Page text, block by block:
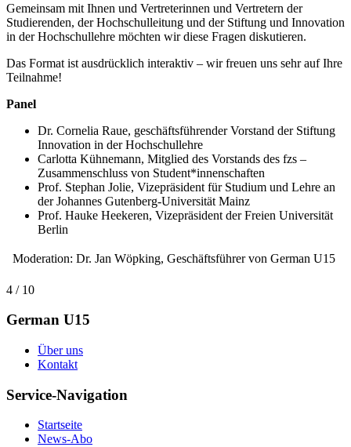
Gemeinsam mit Ihnen und Vertreterinnen und Vertretern der
Studierenden, der Hochschulleitung und der Stiftung und Innovation
in der Hochschullehre möchten wir diese Fragen diskutieren.
Das Format ist ausdrücklich interaktiv – wir freuen uns sehr auf Ihre
Teilnahme!
Panel
Dr. Cornelia Raue, geschäftsführender Vorstand der Stiftung
Innovation in der Hochschullehre
Carlotta Kühnemann, Mitglied des Vorstands des fzs –
Zusammenschluss von Student*innenschaften
Prof. Stephan Jolie, Vizepräsident für Studium und Lehre an
der Johannes Gutenberg-Universität Mainz
Prof. Hauke Heekeren, Vizepräsident der Freien Universität
Berlin
 Moderation: Dr. Jan Wöpking, Geschäftsführer von German U15
4 / 10
German U15
Über uns
Kontakt
Service-Navigation
Startseite
News-Abo